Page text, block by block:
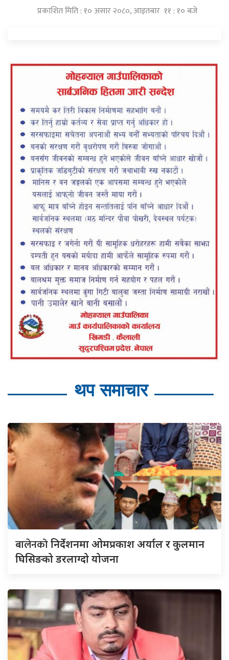
प्रकाशित मिति : १० असार २०८०, आइतबार ११ : १० बजे
थप समाचार
बालेनकोनिर्देशनमा ओमप्रकाश अर्याल र कुलमान
घिसिङको डरलाग्दो योजना